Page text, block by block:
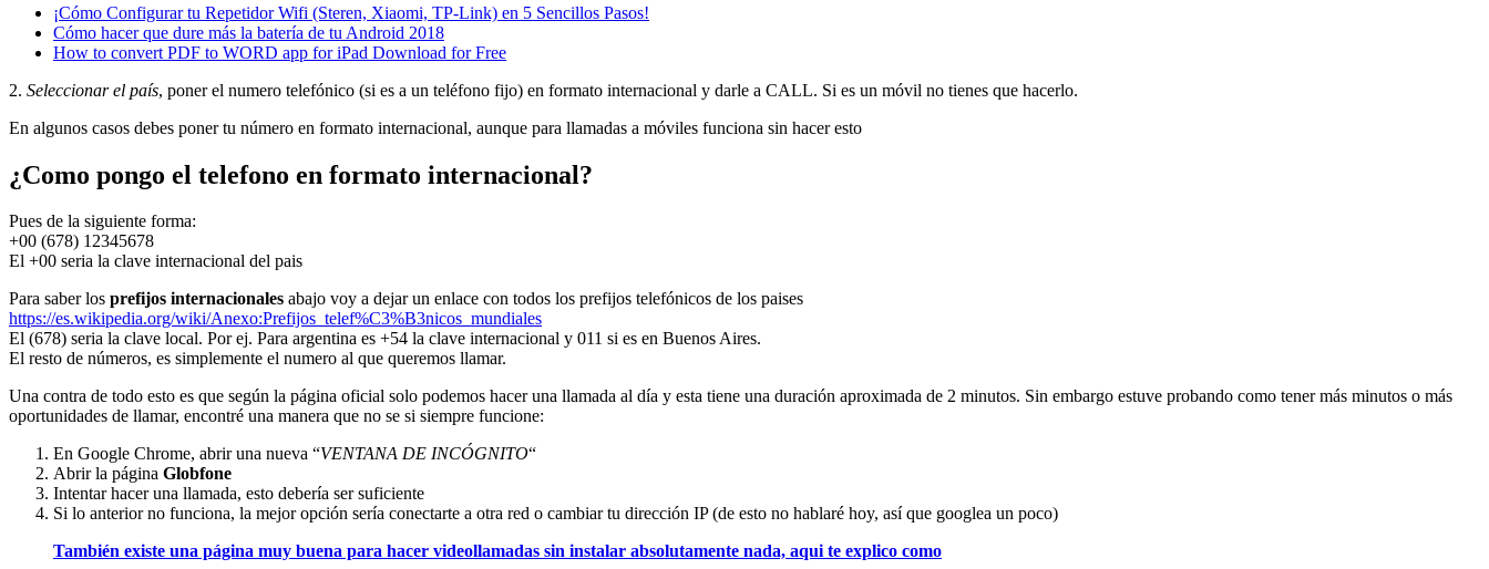
¡Cómo Configurar tu Repetidor Wifi (Steren, Xiaomi, TP-Link) en 5 Sencillos Pasos!
Cómo hacer que dure más la batería de tu Android 2018
How to convert PDF to WORD app for iPad Download for Free
2. Seleccionar el país, poner el numero telefónico (si es a un teléfono fijo) en formato internacional y darle a CALL. Si es un móvil no tienes que hacerlo.
En algunos casos debes poner tu número en formato internacional, aunque para llamadas a móviles funciona sin hacer esto
¿Como pongo el telefono en formato internacional?
Pues de la siguiente forma:
+00 (678) 12345678
El +00 seria la clave internacional del pais
Para saber los prefijos internacionales abajo voy a dejar un enlace con todos los prefijos telefónicos de los paises
https://es.wikipedia.org/wiki/Anexo:Prefijos_telef%C3%B3nicos_mundiales
El (678) seria la clave local. Por ej. Para argentina es +54 la clave internacional y 011 si es en Buenos Aires.
El resto de números, es simplemente el numero al que queremos llamar.
Una contra de todo esto es que según la página oficial solo podemos hacer una llamada al día y esta tiene una duración aproximada de 2 minutos. Sin embargo estuve probando como tener más minutos o más
oportunidades de llamar, encontré una manera que no se si siempre funcione:
En Google Chrome, abrir una nueva “VENTANA DE INCÓGNITO“
Abrir la página Globfone
Intentar hacer una llamada, esto debería ser suficiente
Si lo anterior no funciona, la mejor opción sería conectarte a otra red o cambiar tu dirección IP (de esto no hablaré hoy, así que googlea un poco)
También existe una página muy buena para hacer videollamadas sin instalar absolutamente nada, aqui te explico como